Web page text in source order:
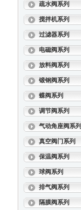
疏水阀系列
搅拌机系列
过滤器系列
电磁阀系列
放料阀系列
锻钢阀系列
蝶阀系列
调节阀系列
气动角座阀系列
真空阀门系列
保温阀系列
球阀系列
排气阀系列
隔膜阀系列